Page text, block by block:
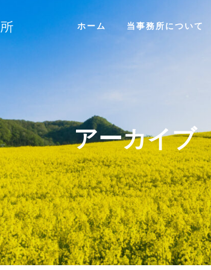
ホーム 当事務所について
アーカイブ